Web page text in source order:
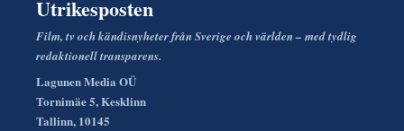
Utrikesposten
Film, tv och kändisnyheter från Sverige och världen – med tydlig
redaktionell transparens.
Lagunen Media OÜ
Tornimäe 5, Kesklinn
Tallinn, 10145